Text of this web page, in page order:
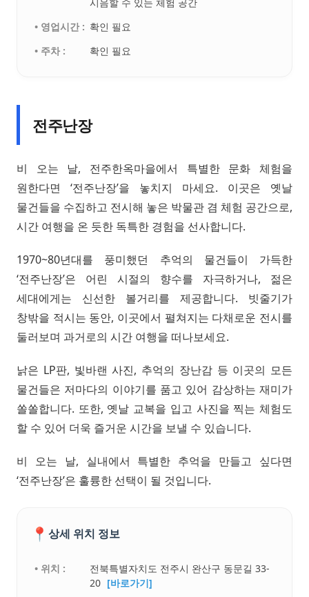
• 영업시간 : 확인 필요
• 주차 :
확인 필요
전주난장
비 오는 날, 전주한옥마을에서 특별한 문화 체험을
원한다면 ‘전주난장’을 놓치지 마세요. 이곳은 옛날
물건들을 수집하고 전시해 놓은 박물관 겸 체험 공간으로,
시간 여행을 온 듯한 독특한 경험을 선사합니다.
1970~80년대를 풍미했던 추억의 물건들이 가득한
‘전주난장’은 어린 시절의 향수를 자극하거나, 젊은
세대에게는 신선한 볼거리를 제공합니다. 빗줄기가
창밖을 적시는 동안, 이곳에서 펼쳐지는 다채로운 전시를
둘러보며 과거로의 시간 여행을 떠나보세요.
낡은 LP판, 빛바랜 사진, 추억의 장난감 등 이곳의 모든
물건들은 저마다의 이야기를 품고 있어 감상하는 재미가
쏠쏠합니다. 또한, 옛날 교복을 입고 사진을 찍는 체험도
할 수 있어 더욱 즐거운 시간을 보낼 수 있습니다.
비 오는 날, 실내에서 특별한 추억을 만들고 싶다면
‘전주난장’은 훌륭한 선택이 될 것입니다.
📍 상세 위치 정보
• 위치 :
전북특별자치도 전주시 완산구 동문길 33-
20 [바로가기]